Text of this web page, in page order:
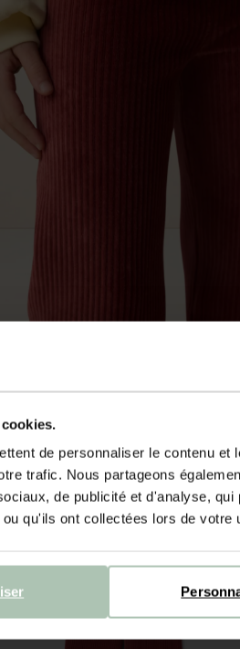
de personnaliser le contenu
trafic. Nous partageons
de publicité et d'analyse,
qu'ils ont collectées lors de votre